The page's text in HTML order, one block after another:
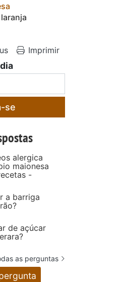
Imprimir
se
alergica
maionesa
-
a barriga
de açúcar
as perguntas